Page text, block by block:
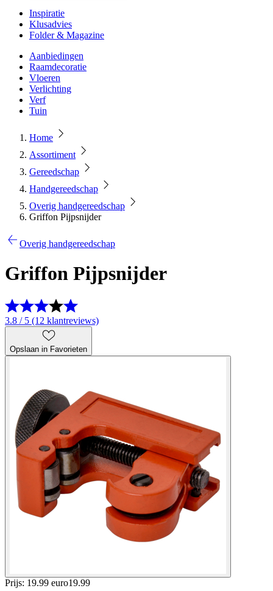
Inspiratie
Klusadvies
Folder & Magazine
Aanbiedingen
Raamdecoratie
Vloeren
Verlichting
Verf
Tuin
Home
Assortiment
Gereedschap
Handgereedschap
Overig handgereedschap
Griffon Pijpsnijder
Overig handgereedschap
Griffon Pijpsnijder
3.8 / 5 (12 klantreviews)
Opslaan in Favorieten
Prijs: 19.99 euro19.99